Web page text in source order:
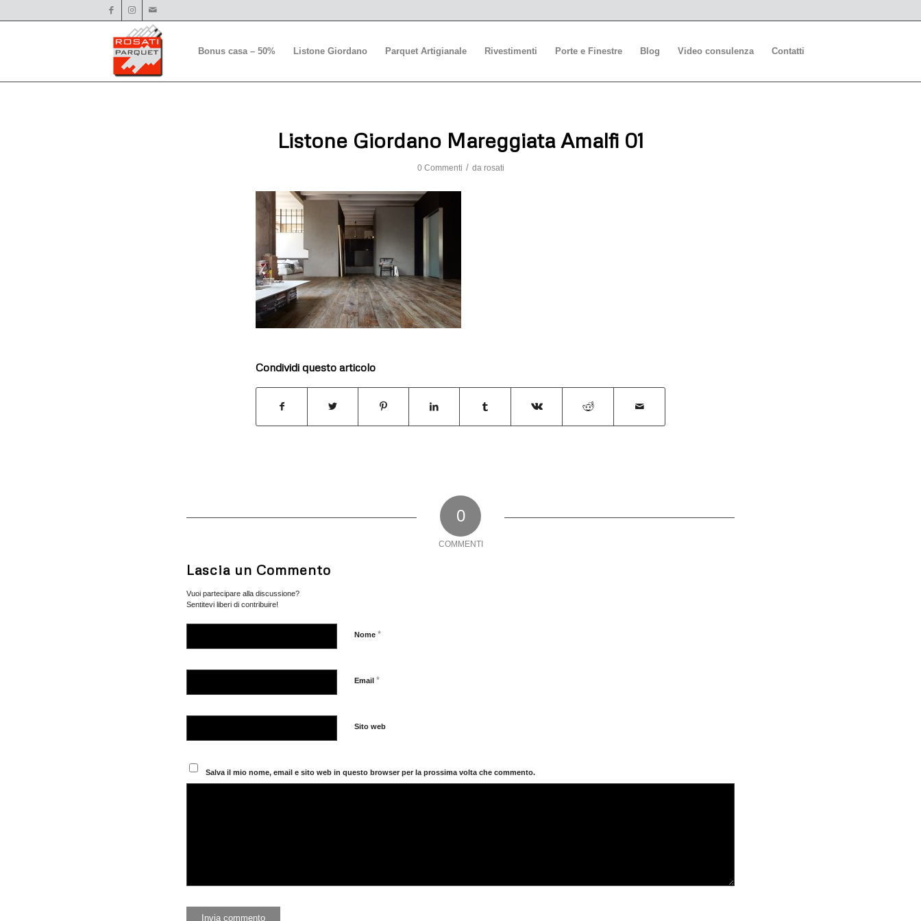
Bonus casa – 50% Listone Giordano Parquet Artigianale Rivestimenti Porte e Finestre Blog Video consulenza Contatti
Listone Giordano Mareggiata Amalfi 01
0 Commenti / da rosati
Condividi questo articolo
0
COMMENTI
Lascia un Commento
Vuoi partecipare alla discussione?
Sentitevi liberi di contribuire!
Nome *
Email *
Sito web
Salva il mio nome, email e sito web in questo browser per la prossima volta che commento.